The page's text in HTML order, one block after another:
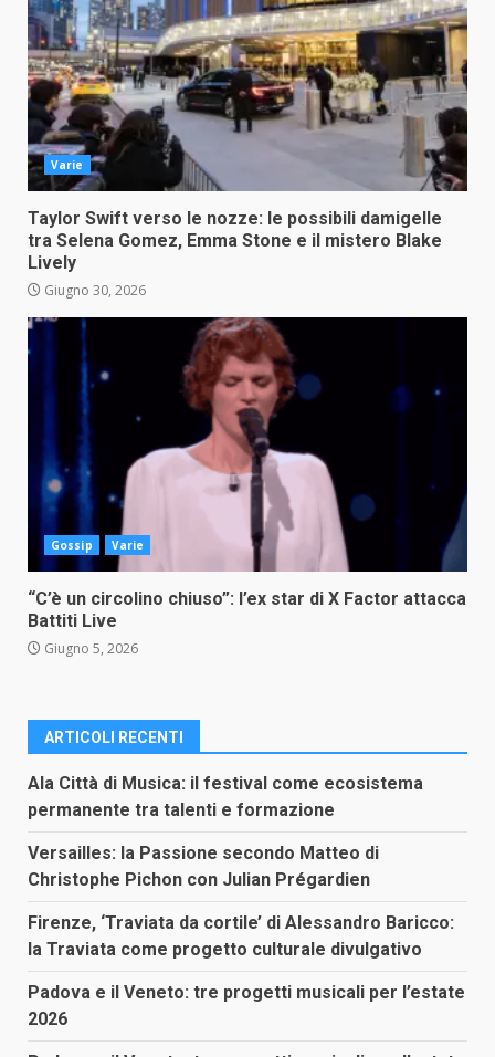
Varie
Taylor Swift verso le nozze: le possibili damigelle
tra Selena Gomez, Emma Stone e il mistero Blake
Lively
Giugno 30, 2026
Gossip Varie
“C’è un circolino chiuso”: l’ex star di X Factor attacca
Battiti Live
Giugno 5, 2026
ARTICOLI RECENTI
Ala Città di Musica: il festival come ecosistema
permanente tra talenti e formazione
Versailles: la Passione secondo Matteo di
Christophe Pichon con Julian Prégardien
Firenze, ‘Traviata da cortile’ di Alessandro Baricco:
la Traviata come progetto culturale divulgativo
Padova e il Veneto: tre progetti musicali per l’estate
2026